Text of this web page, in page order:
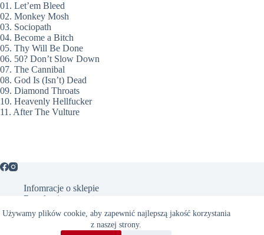
Używamy plików cookie, aby zapewnić najlepszą jakość korzystania
z naszej strony.
01. Let’em Bleed
02. Monkey Mosh
03. Sociopath
04. Become a Bitch
05. Thy Will Be Done
06. 50? Don’t Slow Down
07. The Cannibal
08. God Is (Isn’t) Dead
09. Diamond Throats
10. Heavenly Hellfucker
11. After The Vulture
Infomracje o sklepie
Regulamin
Polityka prywatności